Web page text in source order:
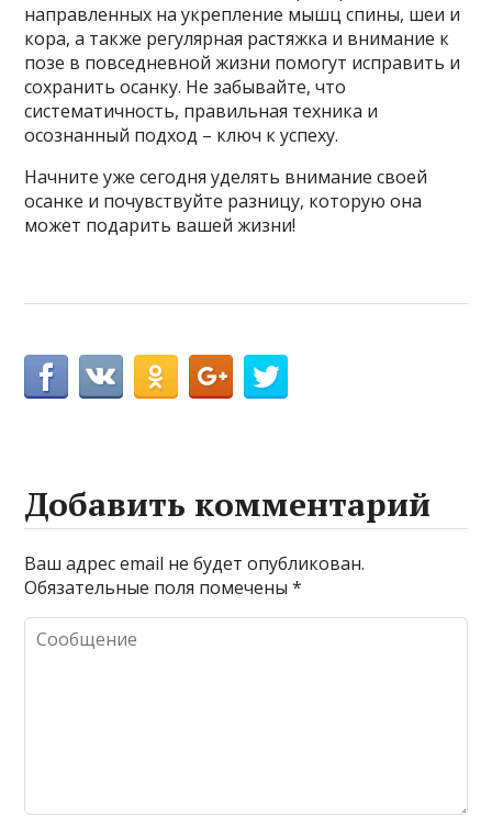
направленных на укрепление мышц спины, шеи и
кора, а также регулярная растяжка и внимание к
позе в повседневной жизни помогут исправить и
сохранить осанку. Не забывайте, что
систематичность, правильная техника и
осознанный подход – ключ к успеху.
Начните уже сегодня уделять внимание своей
осанке и почувствуйте разницу, которую она
может подарить вашей жизни!
Добавить комментарий
Ваш адрес email не будет опубликован.
Обязательные поля помечены*